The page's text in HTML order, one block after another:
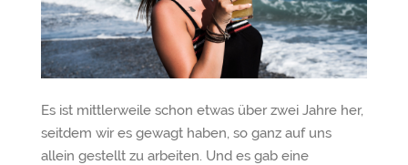
Es ist mittlerweile schon etwas über zwei Jahre her,
seitdem wir es gewagt haben, so ganz auf uns
allein gestellt zu arbeiten. Und es gab eine